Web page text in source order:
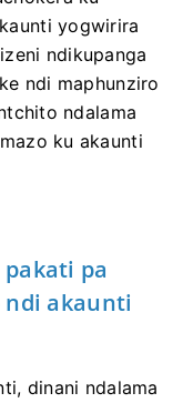
yogwirira
ndikupanga
ndi maphunziro
ndalama
ku akaunti
pa
akaunti
dinani ndalama